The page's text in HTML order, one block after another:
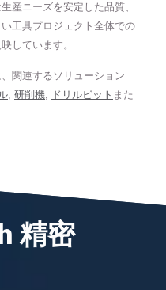
産ニーズを安定した品質、
工具プロジェクト全体での
しています。
関連するソリューション
, 研削機, ドリルビット また
精密